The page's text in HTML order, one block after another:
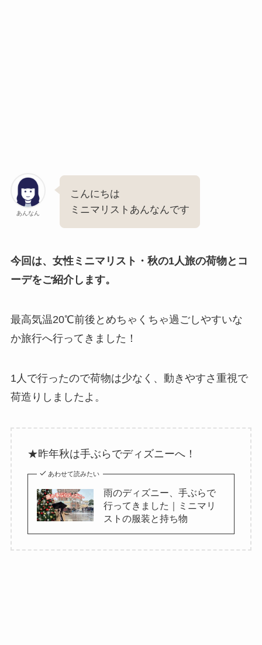
あんなん
こんにちは
ミニマリストあんなんです
今回は、女性ミニマリスト・秋の1人旅の荷物とコ
ーデをご紹介します。
最高気温20℃前後とめちゃくちゃ過ごしやすいな
か旅行へ行ってきました！
1人で行ったので荷物は少なく、動きやすさ重視で
荷造りしましたよ。
★昨年秋は手ぶらでディズニーへ！
あわせて読みたい
雨のディズニー、手ぶらで
行ってきました｜ミニマリ
ストの服装と持ち物